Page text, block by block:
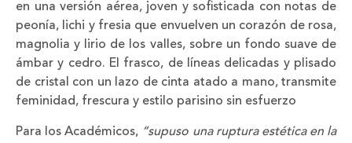
en una versión aérea, joven y sofisticada con notas de
peonía, lichi y fresia que envuelven un corazón de rosa,
magnolia y lirio de los valles, sobre un fondo suave de
ámbar y cedro. El frasco, de líneas delicadas y plisado
de cristal con un lazo de cinta atado a mano, transmite
feminidad, frescura y estilo parisino sin esfuerzo
Para los Académicos, “supuso una ruptura estética en la